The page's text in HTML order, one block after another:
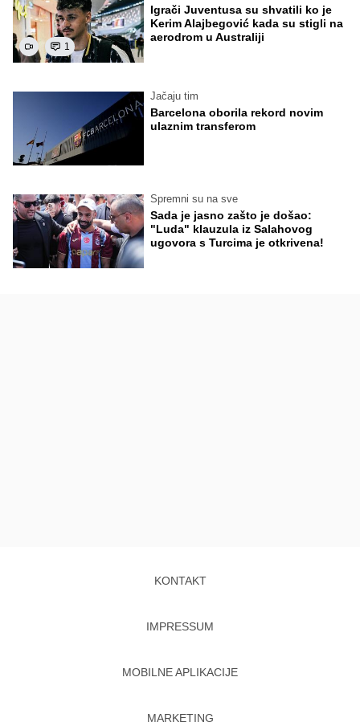
1
Igrači Juventusa su shvatili ko je
Kerim Alajbegović kada su stigli na
aerodrom u Australiji
Jačaju tim
Barcelona oborila rekord novim
ulaznim transferom
Spremni su na sve
Sada je jasno zašto je došao:
"Luda" klauzula iz Salahovog
ugovora s Turcima je otkrivena!
KONTAKT
IMPRESSUM
MOBILNE APLIKACIJE
MARKETING